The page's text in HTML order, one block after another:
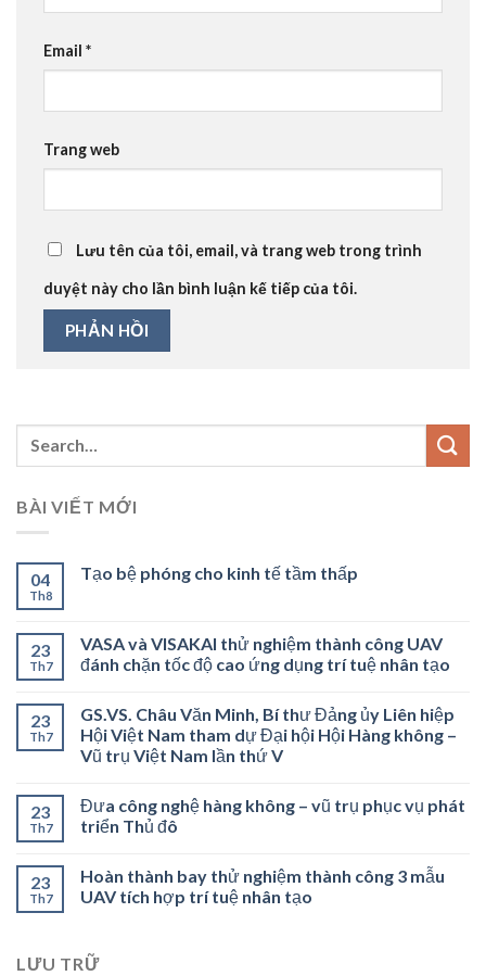
Email *
Trang web
Lưu tên của tôi, email, và trang web trong trình
duyệt này cho lần bình luận kế tiếp của tôi.
BÀI VIẾT MỚI
04
Th8
Tạo bệ phóng cho kinh tế tầm thấp
23
Th7
VASA và VISAKAI thử nghiệm thành công UAV
đánh chặn tốc độ cao ứng dụng trí tuệ nhân tạo
23
Th7
GS.VS. Châu Văn Minh, Bí thư Đảng ủy Liên hiệp
Hội Việt Nam tham dự Đại hội Hội Hàng không –
Vũ trụ Việt Nam lần thứ V
23
Th7
Đưa công nghệ hàng không – vũ trụ phục vụ phát
triển Thủ đô
23
Th7
Hoàn thành bay thử nghiệm thành công 3 mẫu
UAV tích hợp trí tuệ nhân tạo
LƯU TRỮ